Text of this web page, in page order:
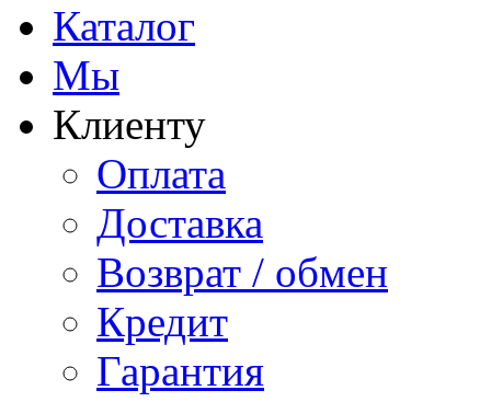
Каталог
Мы
Клиенту
Оплата
Доставка
Возврат / обмен
Кредит
Гарантия